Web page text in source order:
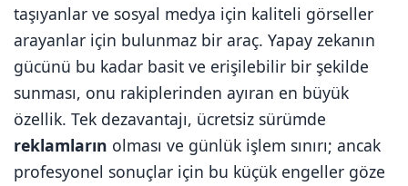
taşıyanlar ve sosyal medya için kaliteli görseller
arayanlar için bulunmaz bir araç. Yapay zekanın
gücünü bu kadar basit ve erişilebilir bir şekilde
sunması, onu rakiplerinden ayıran en büyük
özellik. Tek dezavantajı, ücretsiz sürümde
reklamların olması ve günlük işlem sınırı; ancak
profesyonel sonuçlar için bu küçük engeller göze